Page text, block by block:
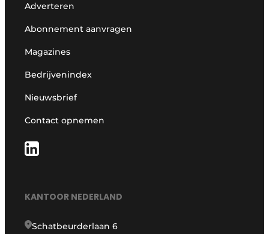
Adverteren
Abonnement aanvragen
Magazines
Bedrijvenindex
Nieuwsbrief
Contact opnemen
KANTOOR NEDERLAND
Schatbeurderlaan 6